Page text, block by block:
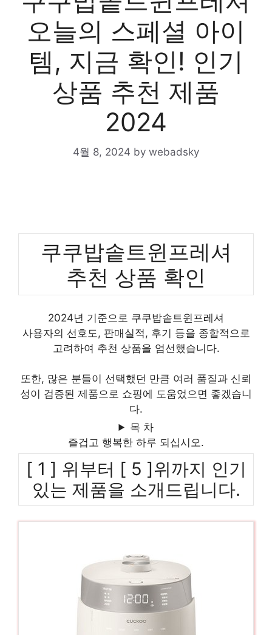
오늘의 스페셜 아이
템, 지금 확인! 인기
상품 추천 제품
2024
4월 8, 2024 by webadsky
쿠쿠밥솥트윈프레셔
추천 상품 확인
2024년 기준으로 쿠쿠밥솥트윈프레셔
사용자의 선호도, 판매실적, 후기 등을 종합적으로
고려하여 추천 상품을 엄선했습니다.
또한, 많은 분들이 선택했던 만큼 여러 품질과 신뢰
성이 검증된 제품으로 쇼핑에 도움었으면 좋겠습니
다.
목 차
즐겁고 행복한 하루 되십시오.
[ 1 ] 위부터 [ 5 ]위까지 인기
있는 제품을 소개드립니다.